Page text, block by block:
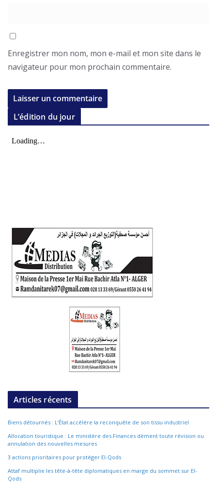
Enregistrer mon nom, mon e-mail et mon site dans le
navigateur pour mon prochain commentaire.
L’édition du jour
Articles récents
Biens détournés : L’État accélère la reconquête de son tissu industriel
Allocation touristique : Le ministère des Finances dément toute révision ou
annulation des nouvelles mesures
3 actions prioritaires pour protéger El-Qods
Attaf multiplie les tête-à-tête diplomatiques en marge du sommet sur El-
Qods